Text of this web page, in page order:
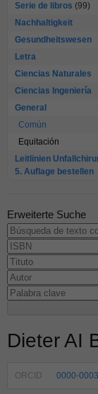
Serie de libros (99)
Nachhaltigkeit
Gesundheitswesen
Letra
Ciencias Naturales
Ciencias Ingeniería
General
Común
Equitación
Leitlinien
5. Auflage bestellen
Erweiterte Suche
Dieter AI
ORCID 0000-